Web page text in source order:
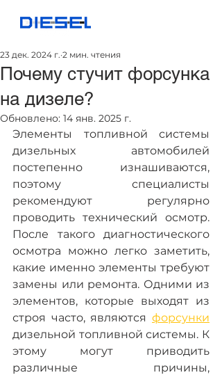
Почему стучит форсунка
на дизеле?
23 дек. 2024 г. 2 мин. чтения
Обновлено: 14 янв. 2025 г.
Элементы топливной системы
дизельных автомобилей
постепенно изнашиваются,
поэтому специалисты
рекомендуют регулярно
проводить технический осмотр.
После такого диагностического
осмотра можно легко заметить,
какие именно элементы требуют
замены или ремонта. Одними из
элементов, которые выходят из
строя часто, являются форсунки
дизельной топливной системы. К
этому могут приводить
различные причины,